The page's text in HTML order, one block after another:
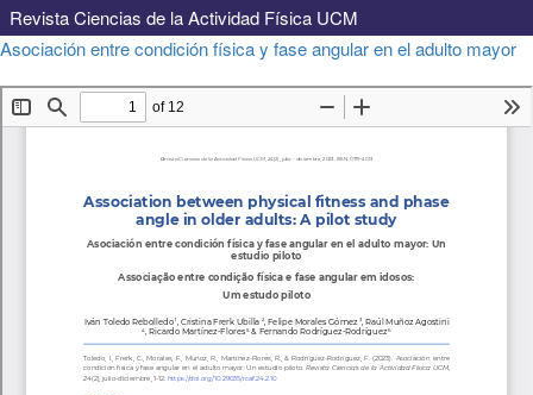
Revista Ciencias de la Actividad Física UCM
Volver
los
detalles
Asociación entre condición física y fase angular en el adulto mayor
PDF